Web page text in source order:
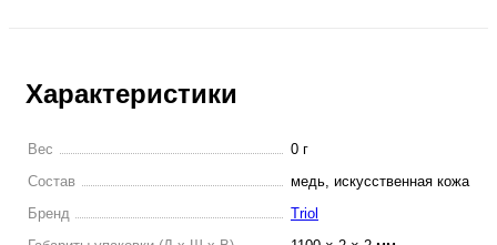
Характеристики
Вес
0 г
Состав
медь, искусственная кожа
Бренд
Triol